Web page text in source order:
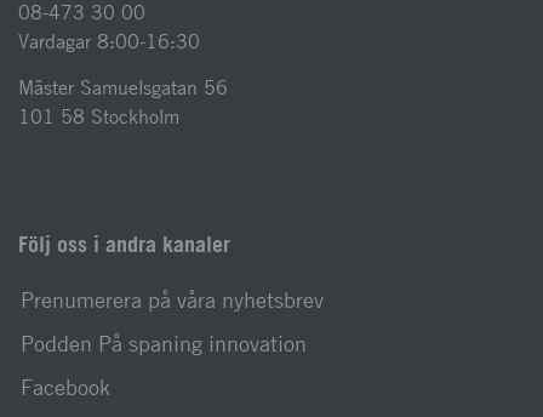
08-473 30 00
Vardagar 8:00-16:30
Mäster Samuelsgatan 56
101 58 Stockholm
Följ oss i andra kanaler
Prenumerera på våra nyhetsbrev
Podden På spaning innovation
Facebook